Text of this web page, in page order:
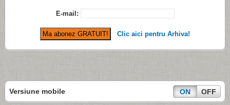
E-mail:
Clic aici pentru Arhiva!
Versiune mobile ON OFF